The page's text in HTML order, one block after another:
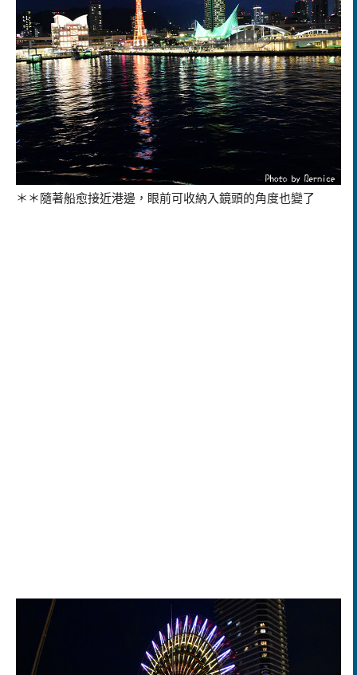
＊＊隨著船愈接近港邊，眼前可收納入鏡頭的角度也變了